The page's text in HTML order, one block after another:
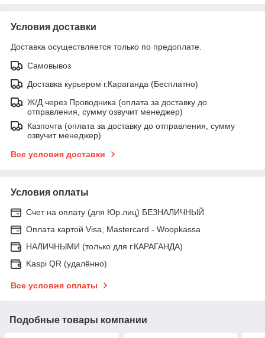
Условия доставки
Доставка осуществляется только по предоплате.
Самовывоз
Доставка курьером г.Караганда (Бесплатно)
Ж/Д через Проводника (оплата за доставку до
отправления, сумму озвучит менеджер)
Казпочта (оплата за доставку до отправления, сумму
озвучит менеджер)
Все условия доставки
Условия оплаты
Счет на оплату (для Юр.лиц) БЕЗНАЛИЧНЫЙ
Оплата картой Visa, Mastercard - Woopkassa
НАЛИЧНЫМИ (только для г.КАРАГАНДА)
Kaspi QR (удалённо)
Все условия оплаты
Подобные товары компании